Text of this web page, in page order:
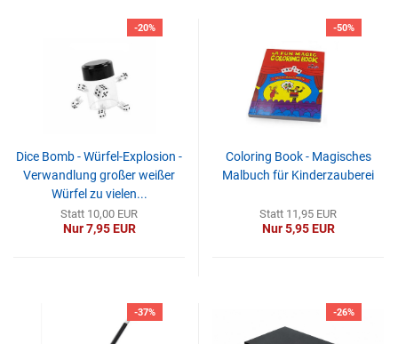
-20%
Dice Bomb - Würfel-Explosion -
Verwandlung großer weißer
Würfel zu vielen...
Statt 10,00 EUR
Nur 7,95 EUR
-50%
Coloring Book - Magisches
Malbuch für Kinderzauberei
Statt 11,95 EUR
Nur 5,95 EUR
-37% -26%